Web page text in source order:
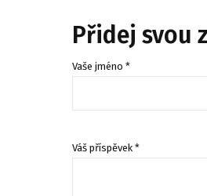
Přidej svou
Vaše jméno *
Váš příspěvek *